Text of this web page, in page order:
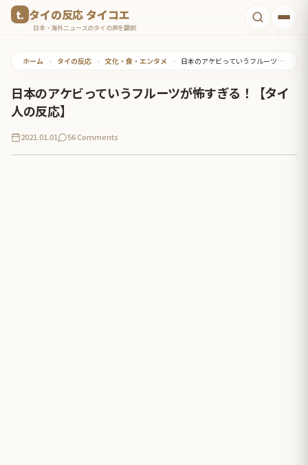
タイの反応 タイコエ
日本・海外ニュースのタイの声を翻訳
ホーム • タイの反応 • 文化・食・エンタメ • 日本のアケビっていうフルーツが怖すぎる！【タイ人の反応】
日本のアケビっていうフルーツが怖すぎる！【タイ
人の反応】
2021.01.01 56 Comments